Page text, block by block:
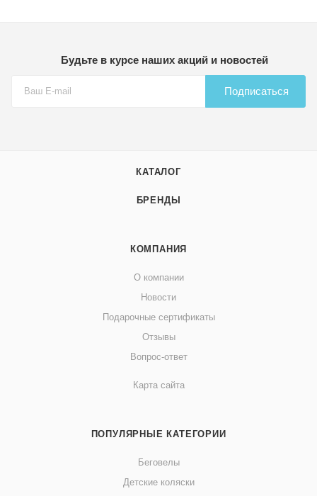
Будьте в курсе наших акций и новостей
Подписаться
КАТАЛОГ
БРЕНДЫ
КОМПАНИЯ
О компании
Новости
Подарочные сертификаты
Отзывы
Вопрос-ответ
Карта сайта
ПОПУЛЯРНЫЕ КАТЕГОРИИ
Беговелы
Детские коляски